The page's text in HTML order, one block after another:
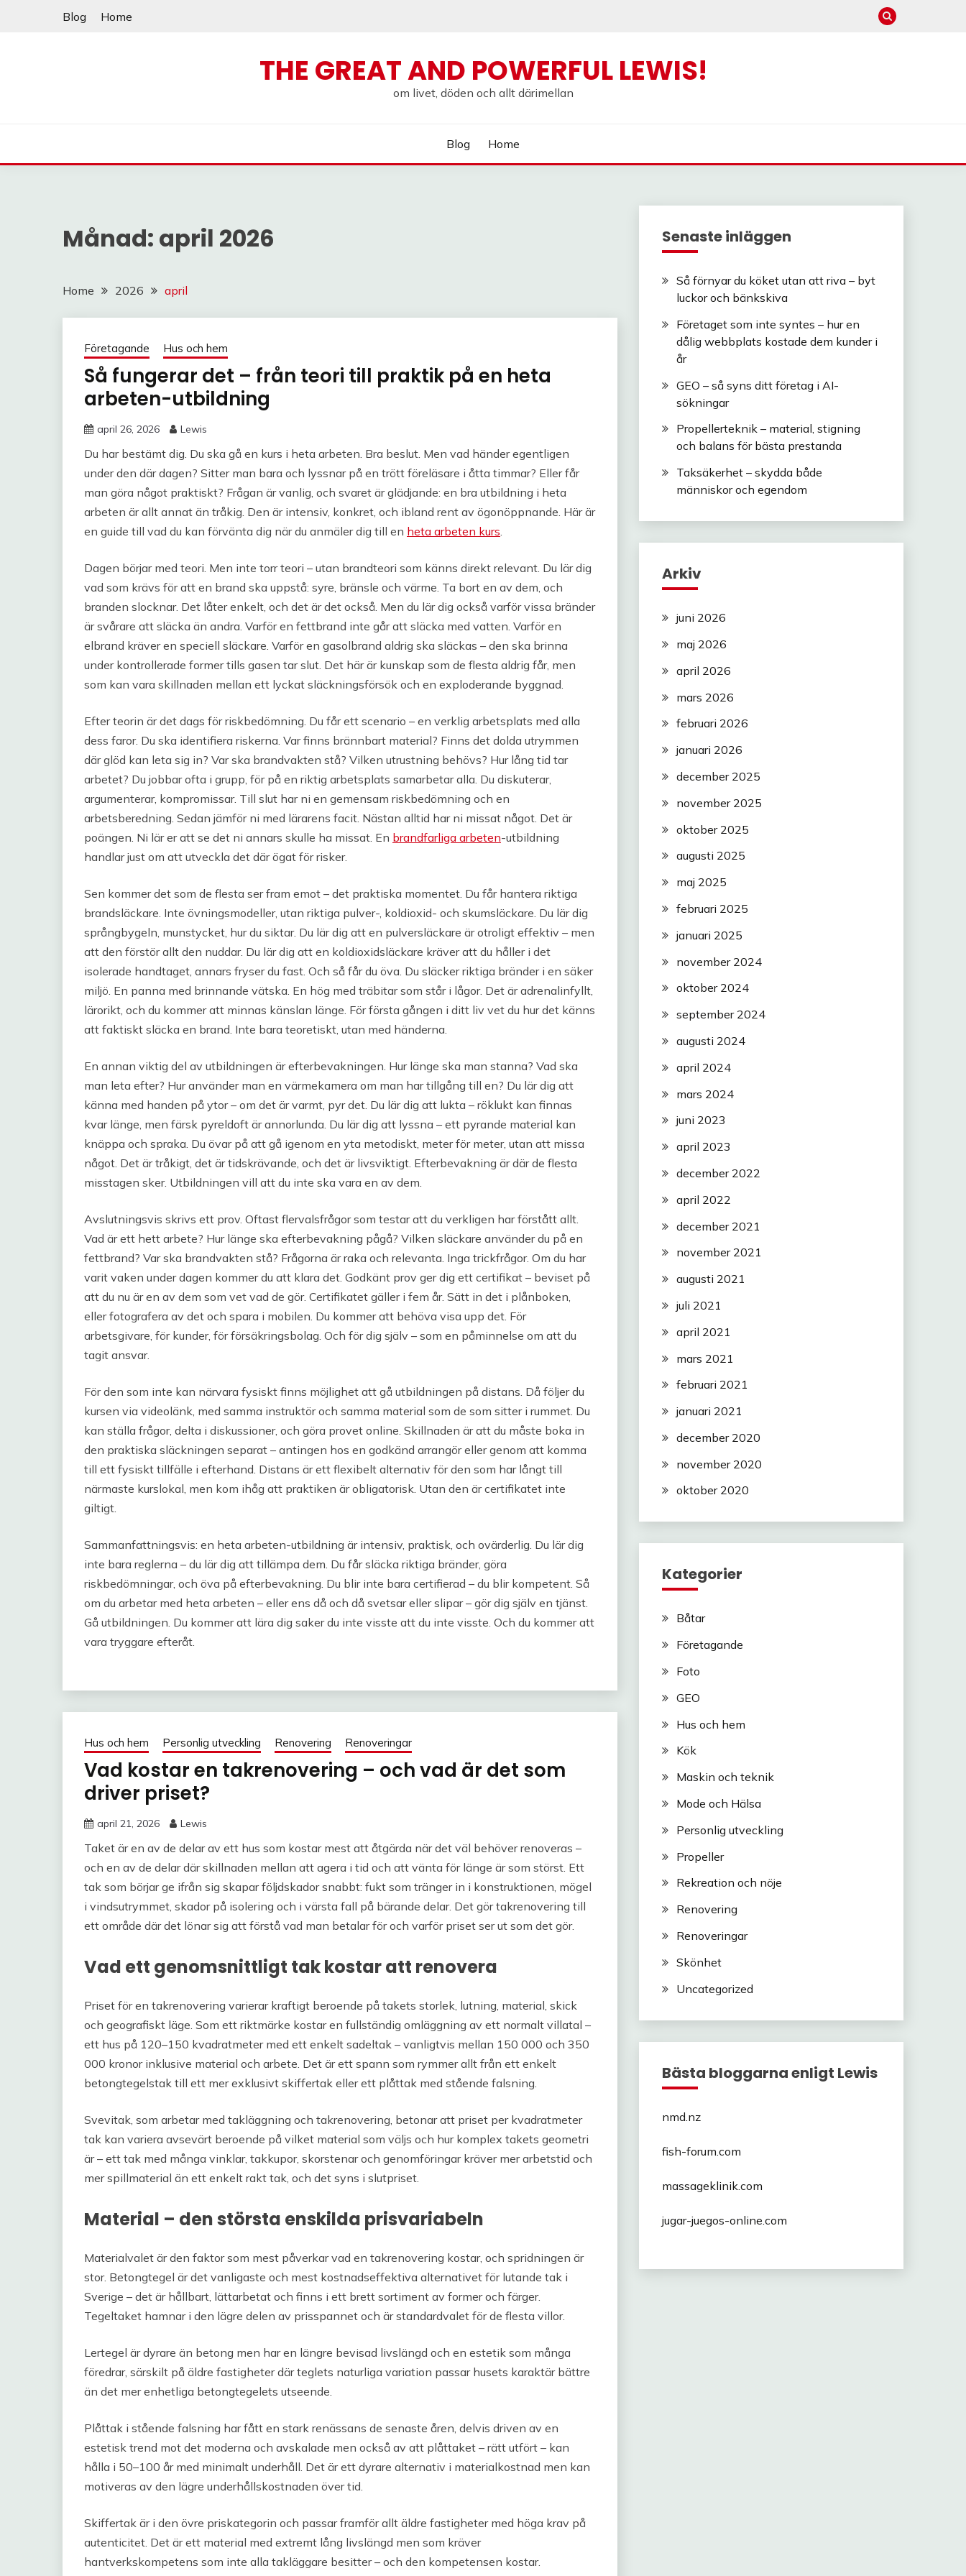
Blog Home
THE GREAT AND POWERFUL LEWIS!
om livet, döden och allt därimellan
Blog Home
Månad: april 2026
Home 2026 april
Företagande Hus och hem
Så fungerar det – från teori till praktik på en heta
arbeten-utbildning
april 26, 2026 Lewis
Du har bestämt dig. Du ska gå en kurs i heta arbeten. Bra beslut. Men vad händer egentligen
under den där dagen? Sitter man bara och lyssnar på en trött föreläsare i åtta timmar? Eller får
man göra något praktiskt? Frågan är vanlig, och svaret är glädjande: en bra utbildning i heta
arbeten är allt annat än tråkig. Den är intensiv, konkret, och ibland rent av ögonöppnande. Här är
en guide till vad du kan förvänta dig när du anmäler dig till en heta arbeten kurs.
Dagen börjar med teori. Men inte torr teori – utan brandteori som känns direkt relevant. Du lär dig
vad som krävs för att en brand ska uppstå: syre, bränsle och värme. Ta bort en av dem, och
branden slocknar. Det låter enkelt, och det är det också. Men du lär dig också varför vissa bränder
är svårare att släcka än andra. Varför en fettbrand inte går att släcka med vatten. Varför en
elbrand kräver en speciell släckare. Varför en gasolbrand aldrig ska släckas – den ska brinna
under kontrollerade former tills gasen tar slut. Det här är kunskap som de flesta aldrig får, men
som kan vara skillnaden mellan ett lyckat släckningsförsök och en exploderande byggnad.
Efter teorin är det dags för riskbedömning. Du får ett scenario – en verklig arbetsplats med alla
dess faror. Du ska identifiera riskerna. Var finns brännbart material? Finns det dolda utrymmen
där glöd kan leta sig in? Var ska brandvakten stå? Vilken utrustning behövs? Hur lång tid tar
arbetet? Du jobbar ofta i grupp, för på en riktig arbetsplats samarbetar alla. Du diskuterar,
argumenterar, kompromissar. Till slut har ni en gemensam riskbedömning och en
arbetsberedning. Sedan jämför ni med lärarens facit. Nästan alltid har ni missat något. Det är
poängen. Ni lär er att se det ni annars skulle ha missat. En brandfarliga arbeten-utbildning
handlar just om att utveckla det där ögat för risker.
Sen kommer det som de flesta ser fram emot – det praktiska momentet. Du får hantera riktiga
brandsläckare. Inte övningsmodeller, utan riktiga pulver-, koldioxid- och skumsläckare. Du lär dig
språngbygeln, munstycket, hur du siktar. Du lär dig att en pulversläckare är otroligt effektiv – men
att den förstör allt den nuddar. Du lär dig att en koldioxidsläckare kräver att du håller i det
isolerade handtaget, annars fryser du fast. Och så får du öva. Du släcker riktiga bränder i en säker
miljö. En panna med brinnande vätska. En hög med träbitar som står i lågor. Det är adrenalinfyllt,
lärorikt, och du kommer att minnas känslan länge. För första gången i ditt liv vet du hur det känns
att faktiskt släcka en brand. Inte bara teoretiskt, utan med händerna.
En annan viktig del av utbildningen är efterbevakningen. Hur länge ska man stanna? Vad ska
man leta efter? Hur använder man en värmekamera om man har tillgång till en? Du lär dig att
känna med handen på ytor – om det är varmt, pyr det. Du lär dig att lukta – röklukt kan finnas
kvar länge, men färsk pyreldoft är annorlunda. Du lär dig att lyssna – ett pyrande material kan
knäppa och spraka. Du övar på att gå igenom en yta metodiskt, meter för meter, utan att missa
något. Det är tråkigt, det är tidskrävande, och det är livsviktigt. Efterbevakning är där de flesta
misstagen sker. Utbildningen vill att du inte ska vara en av dem.
Avslutningsvis skrivs ett prov. Oftast flervalsfrågor som testar att du verkligen har förstått allt.
Vad är ett hett arbete? Hur länge ska efterbevakning pågå? Vilken släckare använder du på en
fettbrand? Var ska brandvakten stå? Frågorna är raka och relevanta. Inga trickfrågor. Om du har
varit vaken under dagen kommer du att klara det. Godkänt prov ger dig ett certifikat – beviset på
att du nu är en av dem som vet vad de gör. Certifikatet gäller i fem år. Sätt in det i plånboken,
eller fotografera av det och spara i mobilen. Du kommer att behöva visa upp det. För
arbetsgivare, för kunder, för försäkringsbolag. Och för dig själv – som en påminnelse om att du
tagit ansvar.
För den som inte kan närvara fysiskt finns möjlighet att gå utbildningen på distans. Då följer du
kursen via videolänk, med samma instruktör och samma material som de som sitter i rummet. Du
kan ställa frågor, delta i diskussioner, och göra provet online. Skillnaden är att du måste boka in
den praktiska släckningen separat – antingen hos en godkänd arrangör eller genom att komma
till ett fysiskt tillfälle i efterhand. Distans är ett flexibelt alternativ för den som har långt till
närmaste kurslokal, men kom ihåg att praktiken är obligatorisk. Utan den är certifikatet inte
giltigt.
Sammanfattningsvis: en heta arbeten-utbildning är intensiv, praktisk, och ovärderlig. Du lär dig
inte bara reglerna – du lär dig att tillämpa dem. Du får släcka riktiga bränder, göra
riskbedömningar, och öva på efterbevakning. Du blir inte bara certifierad – du blir kompetent. Så
om du arbetar med heta arbeten – eller ens då och då svetsar eller slipar – gör dig själv en tjänst.
Gå utbildningen. Du kommer att lära dig saker du inte visste att du inte visste. Och du kommer att
vara tryggare efteråt.
Hus och hem Personlig utveckling Renovering Renoveringar
Vad kostar en takrenovering – och vad är det som
driver priset?
april 21, 2026 Lewis
Taket är en av de delar av ett hus som kostar mest att åtgärda när det väl behöver renoveras –
och en av de delar där skillnaden mellan att agera i tid och att vänta för länge är som störst. Ett
tak som börjar ge ifrån sig skapar följdskador snabbt: fukt som tränger in i konstruktionen, mögel
i vindsutrymmet, skador på isolering och i värsta fall på bärande delar. Det gör takrenovering till
ett område där det lönar sig att förstå vad man betalar för och varför priset ser ut som det gör.
Vad ett genomsnittligt tak kostar att renovera
Priset för en takrenovering varierar kraftigt beroende på takets storlek, lutning, material, skick
och geografiskt läge. Som ett riktmärke kostar en fullständig omläggning av ett normalt villatal –
ett hus på 120–150 kvadratmeter med ett enkelt sadeltak – vanligtvis mellan 150 000 och 350
000 kronor inklusive material och arbete. Det är ett spann som rymmer allt från ett enkelt
betongtegelstak till ett mer exklusivt skiffertak eller ett plåttak med stående falsning.
Svevitak, som arbetar med takläggning och takrenovering, betonar att priset per kvadratmeter
tak kan variera avsevärt beroende på vilket material som väljs och hur komplex takets geometri
är – ett tak med många vinklar, takkupor, skorstenar och genomföringar kräver mer arbetstid och
mer spillmaterial än ett enkelt rakt tak, och det syns i slutpriset.
Material – den största enskilda prisvariabeln
Materialvalet är den faktor som mest påverkar vad en takrenovering kostar, och spridningen är
stor. Betongtegel är det vanligaste och mest kostnadseffektiva alternativet för lutande tak i
Sverige – det är hållbart, lättarbetat och finns i ett brett sortiment av former och färger.
Tegeltaket hamnar i den lägre delen av prisspannet och är standardvalet för de flesta villor.
Lertegel är dyrare än betong men har en längre bevisad livslängd och en estetik som många
föredrar, särskilt på äldre fastigheter där teglets naturliga variation passar husets karaktär bättre
än det mer enhetliga betongtegelets utseende.
Plåttak i stående falsning har fått en stark renässans de senaste åren, delvis driven av en
estetisk trend mot det moderna och avskalade men också av att plåttaket – rätt utfört – kan
hålla i 50–100 år med minimalt underhåll. Det är ett dyrare alternativ i materialkostnad men kan
motiveras av den lägre underhållskostnaden över tid.
Skiffertak är i den övre priskategorin och passar framför allt äldre fastigheter med höga krav på
autenticitet. Det är ett material med extremt lång livslängd men som kräver
hantverkskompetens som inte alla takläggare besitter – och den kompetensen kostar.
Senaste inläggen
Så förnyar du köket utan att riva – byt
luckor och bänkskiva
Företaget som inte syntes – hur en
dålig webbplats kostade dem kunder i
år
GEO – så syns ditt företag i AI-
sökningar
Propellerteknik – material, stigning
och balans för bästa prestanda
Taksäkerhet – skydda både
människor och egendom
Arkiv
juni 2026
maj 2026
april 2026
mars 2026
februari 2026
januari 2026
december 2025
november 2025
oktober 2025
augusti 2025
maj 2025
februari 2025
januari 2025
november 2024
oktober 2024
september 2024
augusti 2024
april 2024
mars 2024
juni 2023
april 2023
december 2022
april 2022
december 2021
november 2021
augusti 2021
juli 2021
april 2021
mars 2021
februari 2021
januari 2021
december 2020
november 2020
oktober 2020
Kategorier
Båtar
Företagande
Foto
GEO
Hus och hem
Kök
Maskin och teknik
Mode och Hälsa
Personlig utveckling
Propeller
Rekreation och nöje
Renovering
Renoveringar
Skönhet
Uncategorized
Bästa bloggarna enligt Lewis
nmd.nz
fish-forum.com
massageklinik.com
jugar-juegos-online.com